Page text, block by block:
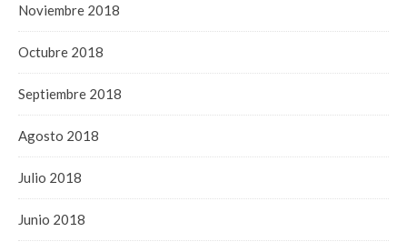
Noviembre 2018
Octubre 2018
Septiembre 2018
Agosto 2018
Julio 2018
Junio 2018